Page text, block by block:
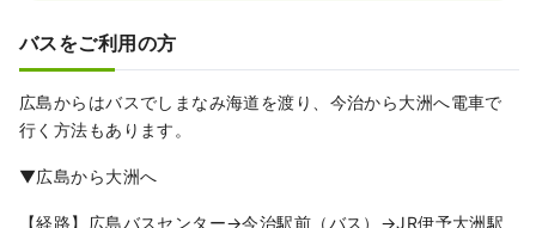
バスをご利用の方
広島からはバスでしまなみ海道を渡り、今治から大洲へ電車で
行く方法もあります。
▼広島から大洲へ
【経路】広島バスセンター→今治駅前（バス）→JR伊予大洲駅